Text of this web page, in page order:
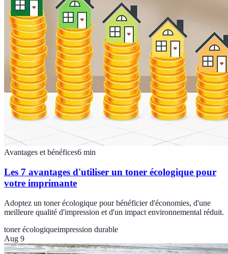
Avantages et bénéfices6 min
Les 7 avantages d'utiliser un toner écologique pour
votre imprimante
Adoptez un toner écologique pour bénéficier d'économies, d'une
meilleure qualité d'impression et d'un impact environnemental réduit.
toner écologiqueimpression durable
Aug 9